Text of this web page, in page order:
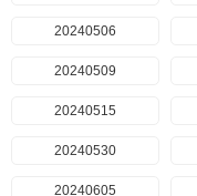
20240506
20240509
20240515
20240530
20240605